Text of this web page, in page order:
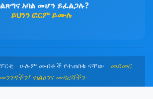
አባል መሆን ይፈልጋሉ?
ይህንን ፎርም ይሙሉ
ፓርቲ ሁሉም መብቶች የተጠበቁ ናቸው መደመር
መንገዳችን፤ ብልፅግና መዳረሻችን